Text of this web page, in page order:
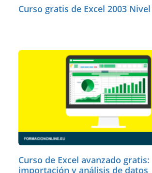
Curso gratis de Excel 2003 Nivel
Curso de Excel avanzado gratis:
importación y análisis de datos